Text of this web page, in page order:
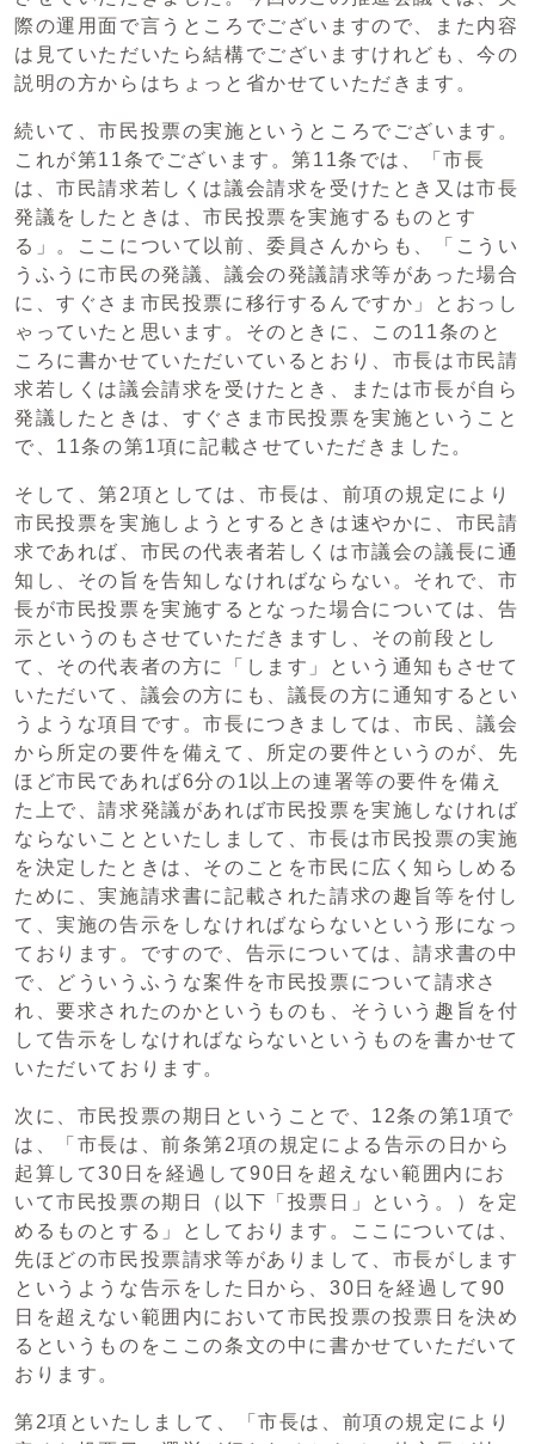
際の運用面で言うところでございますので、また内容
は見ていただいたら結構でございますけれども、今の
説明の方からはちょっと省かせていただきます。
続いて、市民投票の実施というところでございます。
これが第11条でございます。第11条では、「市長
は、市民請求若しくは議会請求を受けたとき又は市長
発議をしたときは、市民投票を実施するものとす
る」。ここについて以前、委員さんからも、「こうい
うふうに市民の発議、議会の発議請求等があった場合
に、すぐさま市民投票に移行するんですか」とおっし
ゃっていたと思います。そのときに、この11条のと
ころに書かせていただいているとおり、市長は市民請
求若しくは議会請求を受けたとき、または市長が自ら
発議したときは、すぐさま市民投票を実施ということ
で、11条の第1項に記載させていただきました。
そして、第2項としては、市長は、前項の規定により
市民投票を実施しようとするときは速やかに、市民請
求であれば、市民の代表者若しくは市議会の議長に通
知し、その旨を告知しなければならない。それで、市
長が市民投票を実施するとなった場合については、告
示というのもさせていただきますし、その前段とし
て、その代表者の方に「します」という通知もさせて
いただいて、議会の方にも、議長の方に通知するとい
うような項目です。市長につきましては、市民、議会
から所定の要件を備えて、所定の要件というのが、先
ほど市民であれば6分の1以上の連署等の要件を備え
た上で、請求発議があれば市民投票を実施しなければ
ならないことといたしまして、市長は市民投票の実施
を決定したときは、そのことを市民に広く知らしめる
ために、実施請求書に記載された請求の趣旨等を付し
て、実施の告示をしなければならないという形になっ
ております。ですので、告示については、請求書の中
で、どういうふうな案件を市民投票について請求さ
れ、要求されたのかというものも、そういう趣旨を付
して告示をしなければならないというものを書かせて
いただいております。
次に、市民投票の期日ということで、12条の第1項で
は、「市長は、前条第2項の規定による告示の日から
起算して30日を経過して90日を超えない範囲内にお
いて市民投票の期日（以下「投票日」という。）を定
めるものとする」としております。ここについては、
先ほどの市民投票請求等がありまして、市長がします
というような告示をした日から、30日を経過して90
日を超えない範囲内において市民投票の投票日を決め
るというものをここの条文の中に書かせていただいて
おります。
第2項といたしまして、「市長は、前項の規定により